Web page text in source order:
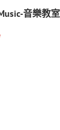
音樂教